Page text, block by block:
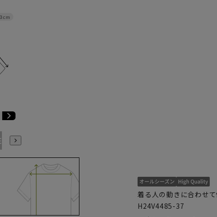
BE4
着る人の動きに合わせ
H24V4485-37